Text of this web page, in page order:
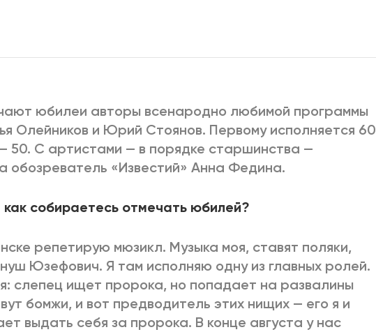
ПОДРОБНЕЕ
ВСЕ КНИГИ
юбилеи авторы всенародно любимой программы
Олейников и Юрий Стоянов. Первому исполняется 60
50. С артистами — в порядке старшинства —
обозреватель «Известий» Анна Федина.
как собираетесь отмечать юбилей?
репетирую мюзикл. Музыка моя, ставят поляки,
Юзефович. Я там исполняю одну из главных ролей.
слепец ищет пророка, но попадает на развалины
бомжи, и вот предводитель этих нищих — его я и
выдать себя за пророка. В конце августа у нас